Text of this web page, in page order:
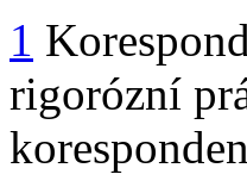
1
rigorózní